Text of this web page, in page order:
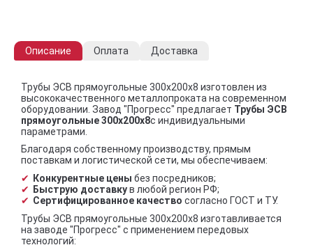
Описание Оплата Доставка
Трубы ЭСВ прямоугольные 300х200х8 изготовлен из
высококачественного металлопроката на современном
оборудовании. Завод "Прогресс" предлагает Трубы ЭСВ
прямоугольные 300х200х8с индивидуальными
параметрами.
Благодаря собственному производству, прямым
поставкам и логистической сети, мы обеспечиваем:
Конкурентные цены без посредников;
Быструю доставкув любой регион РФ;
Сертифицированное качество согласно ГОСТ и ТУ.
Трубы ЭСВ прямоугольные 300х200х8 изготавливается
на заводе "Прогресс" с применением передовых
технологий: